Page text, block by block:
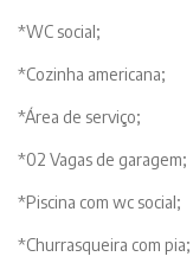
*WC social;
*Cozinha americana;
*Área de serviço;
*02 Vagas de garagem;
*Piscina com wc social;
*Churrasqueira com pia;